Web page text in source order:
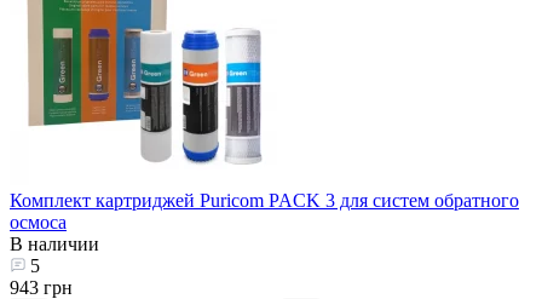
Комплект картриджей Puricom PACK 3 для систем обратного
осмоса
В наличии
5
943 грн